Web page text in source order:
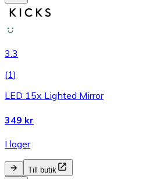
3.3
(1)
LED 15x Lighted Mirror
349 kr
I lager
Till butik